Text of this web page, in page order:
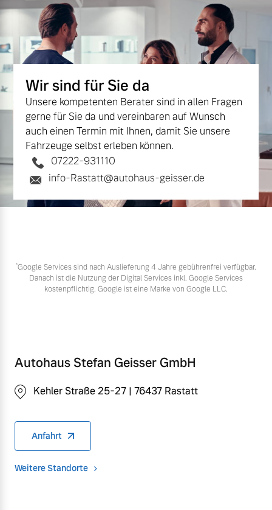
Wir sind für Sie da
Unsere kompetenten Berater sind in allen Fragen
gerne für Sie da und vereinbaren auf Wunsch
auch einen Termin mit Ihnen, damit Sie unsere
Fahrzeuge selbst erleben können.
07222-931110
info-Rastatt@autohaus-geisser.de
*Google Services sind nach Auslieferung 4 Jahre gebührenfrei verfügbar.
Danach ist die Nutzung der Digital Services inkl. Google Services
kostenpflichtig. Google ist eine Marke von Google LLC.
Autohaus Stefan Geisser GmbH
Kehler Straße 25-27 | 76437 Rastatt
Anfahrt
Weitere Standorte